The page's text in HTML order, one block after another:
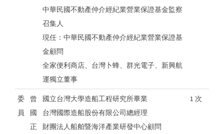
中華民國不動產仲介經紀業營業保證基金監察
召集人
現任：中華民國不動產仲介經紀業營業保證基
金顧問
全家便利商店、台灣卜蜂、群光電子、新興航
運獨立董事
委
員
曾
國
正
國立台灣大學造船工程研究所畢業
台灣國際造船股份有限公司總經理
財團法人船舶暨海洋產業研發中心顧問
1 次